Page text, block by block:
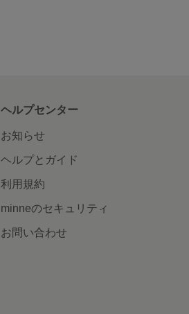
ヘルプセンター
お知らせ
ヘルプとガイド
利用規約
minneのセキュリティ
お問い合わせ